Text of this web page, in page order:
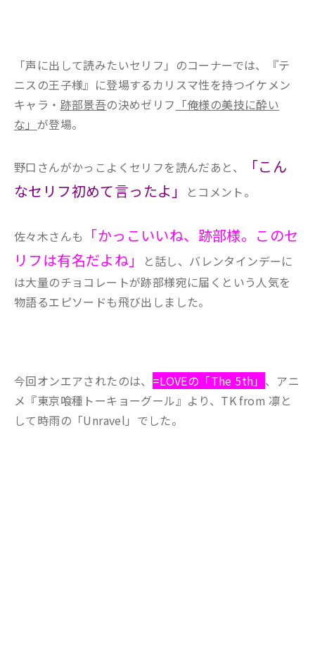
「声に出して読みたいセリフ」のコーナーでは、『テ
ニスの王子様』に登場するカリスマ性を持つイケメン
キャラ・ 跡部景吾の決めゼリフ 「俺様の美技に酔い
な」 が登場。
野口さんがかっこよくセリフを読んだあと、
「こん
なセリフ初めて言ったよ」
とコメント。
佐々木さんも
「かっこいいね、跡部様。このセ
リフは有名だよね」
と話し、バレンタインデーに
は大量のチョコレートが跡部様宛に届くという人気を
物語るエピソードも飛び出しました。
今回オンエアされたのは、 =LOVEの「The 5th」 、アニ
メ『東京喰種トーキョーグール』より、TK from 凛と
して時雨の「Unravel」でした。